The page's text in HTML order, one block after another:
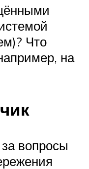
Что
на
вопросы